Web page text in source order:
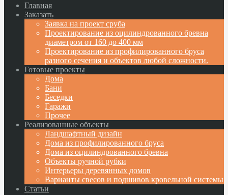
Главная
Заказать
Заявка на проект сруба
Проектирование из оцилиндрованного бревна
диаметром от 160 до 400 мм
Проектирование из профилированного бруса
разного сечения и объектов любой сложности.
Готовые проекты
Дома
Бани
Беседки
Гаражи
Прочее
Реализованные объекты
Ландшафтный дизайн
Дома из профилированного бруса
Дома из оцилиндрованного бревна
Объекты ручной рубки
Интерьеры деревянных домов
Варианты свесов и подшивов кровельной системы
Статьи